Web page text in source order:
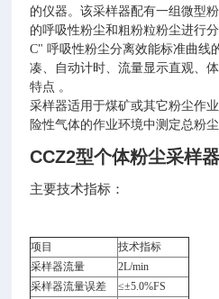
的仪器。该采样器配有一组微型
的呼吸性粉尘和粗粉粒粉尘进行
C" 呼吸性粉尘分离效能标准曲线
凑、自动计时、流量显示直观、
特点 。
采样器适用于煤矿或其它粉尘作
险性气体的作业环境中测定总粉
CCZ2型个体粉尘采样
主要技术指标：
项目
技术指标
采样器流量
2L/min
采样器流量误差
≤±5.0%FS